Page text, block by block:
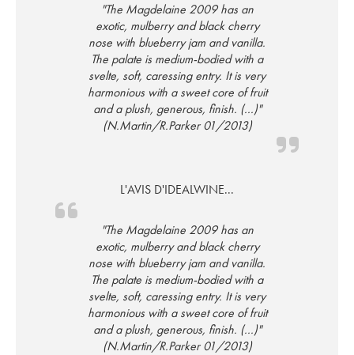
"The Magdelaine 2009 has an
exotic, mulberry and black cherry
nose with blueberry jam and vanilla.
The palate is medium-bodied with a
svelte, soft, caressing entry. It is very
harmonious with a sweet core of fruit
and a plush, generous, finish. (...)"
(N.Martin/R.Parker 01/2013)
L'AVIS D'IDEALWINE...
"The Magdelaine 2009 has an
exotic, mulberry and black cherry
nose with blueberry jam and vanilla.
The palate is medium-bodied with a
svelte, soft, caressing entry. It is very
harmonious with a sweet core of fruit
and a plush, generous, finish. (...)"
(N.Martin/R.Parker 01/2013)